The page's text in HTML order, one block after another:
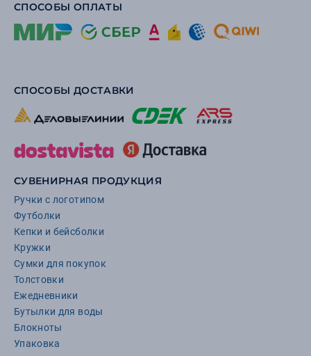
СПОСОБЫ ОПЛАТЫ
СПОСОБЫ ДОСТАВКИ
СУВЕНИРНАЯ ПРОДУКЦИЯ
Ручки с логотипом
Футболки
Кепки и бейсболки
Кружки
Сумки для покупок
Толстовки
Ежедневники
Бутылки для воды
Блокноты
Упаковка